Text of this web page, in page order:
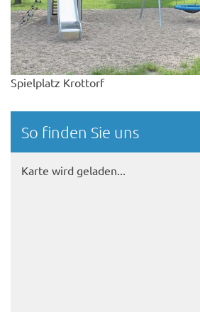
Spielplatz Krottorf
So finden Sie uns
Karte wird geladen...